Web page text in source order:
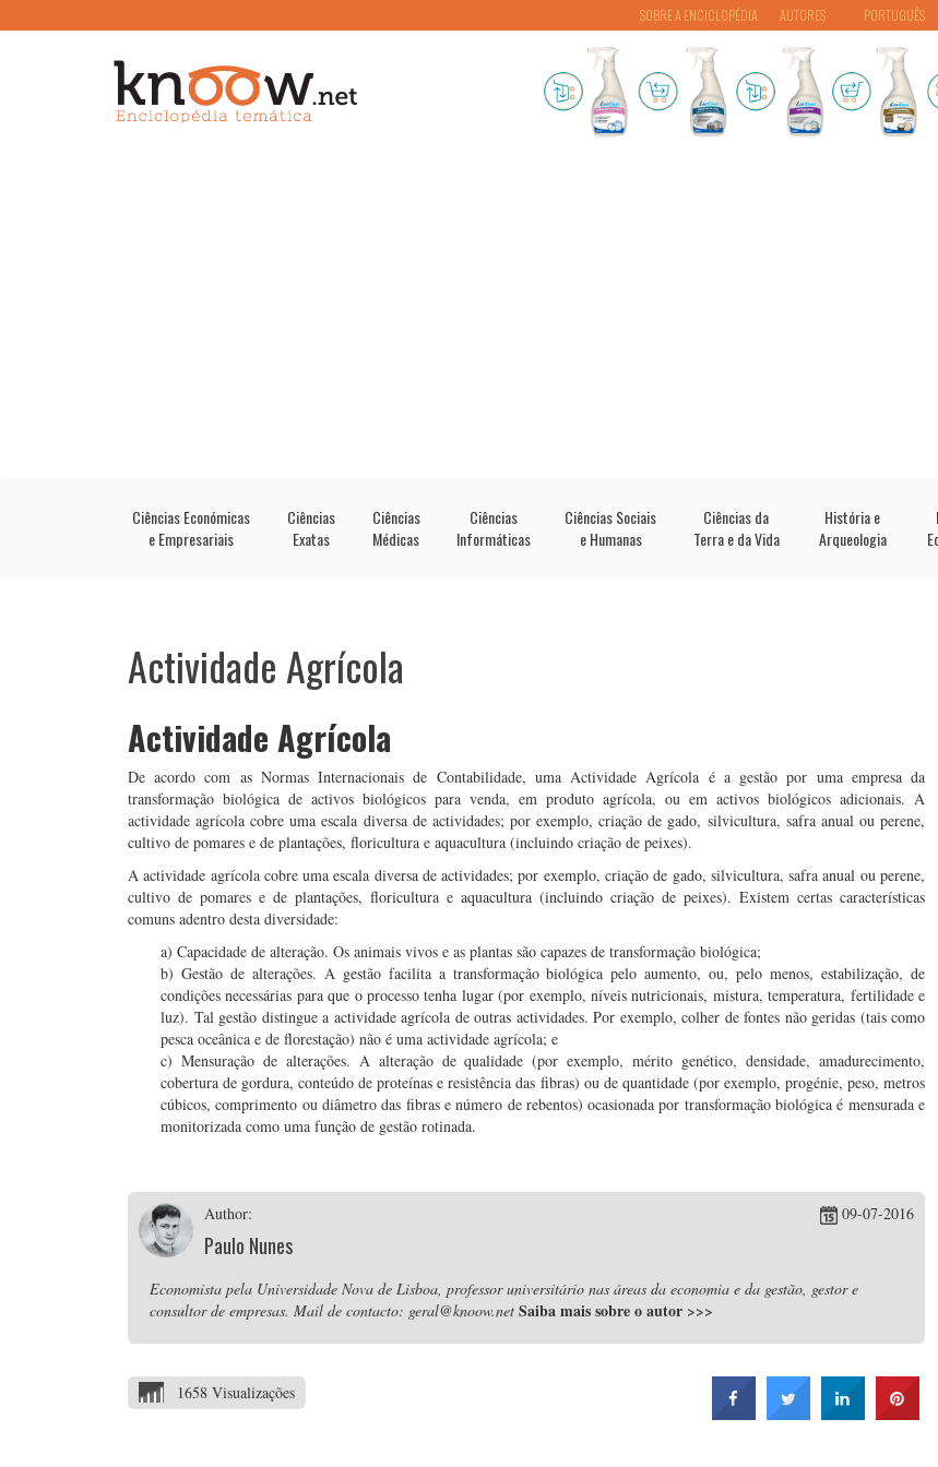
PORTUGUÊS
SOBRE A ENCICLOPÉDIA AUTORES
Ciências Económicas
e Empresariais
Ciências
Exatas
Ciências
Médicas
Ciências
Informáticas
Ciências Sociais
e Humanas
Ciências da
Terra e da Vida
História e
Arqueologia
Actividade Agrícola
Actividade Agrícola
De acordo com as Normas Internacionais de Contabilidade, uma Actividade Agrícola é a gestão por uma empresa da
transformação biológica de activos biológicos para venda, em produto agrícola, ou em activos biológicos adicionais. A
actividade agrícola cobre uma escala diversa de actividades; por exemplo, criação de gado, silvicultura, safra anual ou perene,
cultivo de pomares e de plantações, floricultura e aquacultura (incluindo criação de peixes).
A actividade agrícola cobre uma escala diversa de actividades; por exemplo, criação de gado, silvicultura, safra anual ou perene,
cultivo de pomares e de plantações, floricultura e aquacultura (incluindo criação de peixes). Existem certas características
comuns adentro desta diversidade:
a) Capacidade de alteração. Os animais vivos e as plantas são capazes de transformação biológica;
b) Gestão de alterações. A gestão facilita a transformação biológica pelo aumento, ou, pelo menos, estabilização, de
condições necessárias para que o processo tenha lugar (por exemplo, níveis nutricionais, mistura, temperatura, fertilidade e
luz). Tal gestão distingue a actividade agrícola de outras actividades. Por exemplo, colher de fontes não geridas (tais como
pesca oceânica e de florestação) não é uma actividade agrícola; e
c) Mensuração de alterações. A alteração de qualidade (por exemplo, mérito genético, densidade, amadurecimento,
cobertura de gordura, conteúdo de proteínas e resistência das fibras) ou de quantidade (por exemplo, progénie, peso, metros
cúbicos, comprimento ou diâmetro das fibras e número de rebentos) ocasionada por transformação biológica é mensurada e
monitorizada como uma função de gestão rotinada.
Author:
Paulo Nunes
09-07-2016
Economista pela Universidade Nova de Lisboa, professor universitário nas áreas da economia e da gestão, gestor e
consultor de empresas. Mail de contacto: geral@knoow.net Saiba mais sobre o autor >>>
1658 Visualizações